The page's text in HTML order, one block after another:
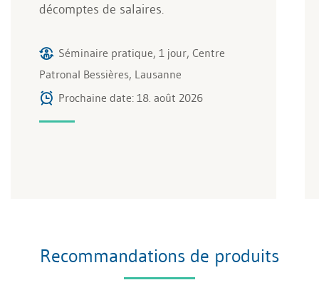
décomptes de salaires.
Séminaire pratique, 1 jour, Centre
Patronal Bessières, Lausanne
Prochaine date: 18. août 2026
Recommandations de produits